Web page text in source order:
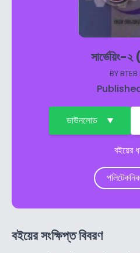
সার্ভেয়িং-
BYBTEB
ডাউনলোড
বইয়ের
বইয়ের সংক্ষিপ্ত বিবরণ